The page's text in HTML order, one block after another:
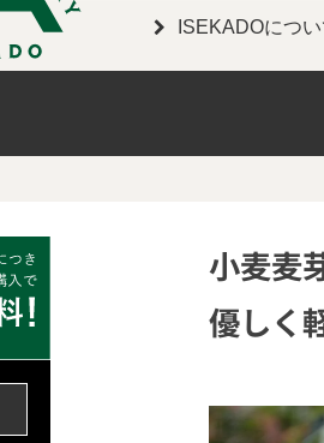
ISEKADOにつ
小麦麦
優しく